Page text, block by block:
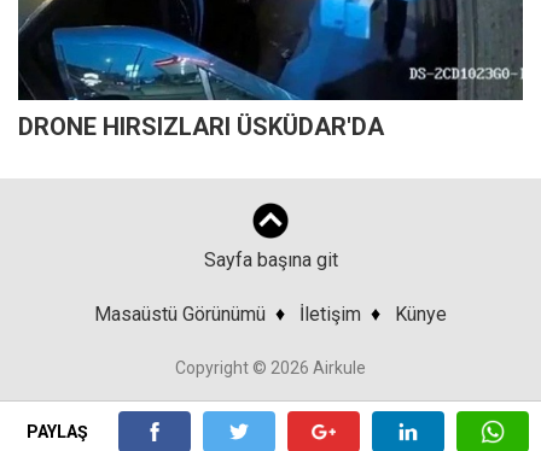
PAYLAŞ
DRONE HIRSIZLARI ÜSKÜDAR'DA
Sayfa başına git
Masaüstü Görünümü ♦ İletişim ♦ Künye
Copyright © 2026 Airkule